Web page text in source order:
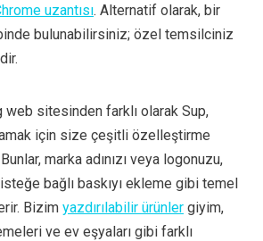
uzantısı. Alternatif olarak, bir
bulunabilirsiniz; özel temsilciniz
sitesinden farklı olarak Sup,
için size çeşitli özelleştirme
marka adınızı veya logonuzu,
bağlı baskıyı ekleme gibi temel
Bizim yazdırılabilir ürünler giyim,
ve ev eşyaları gibi farklı